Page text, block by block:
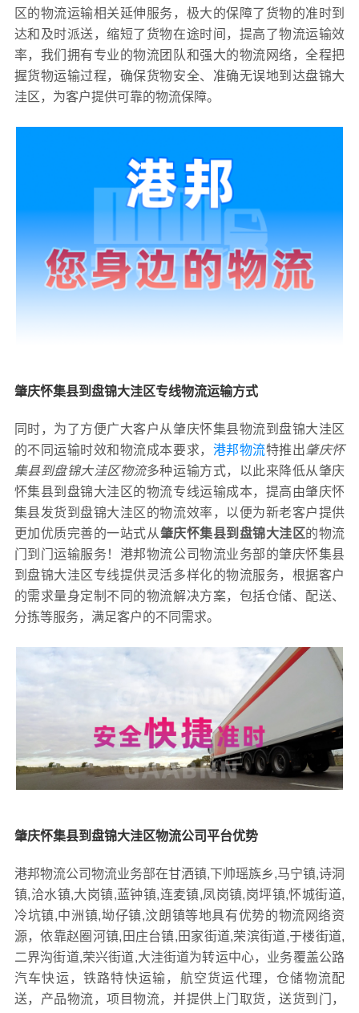
区的物流运输相关延伸服务，极大的保障了货物的准时到
达和及时派送，缩短了货物在途时间，提高了物流运输效
率，我们拥有专业的物流团队和强大的物流网络，全程把
握货物运输过程，确保货物安全、准确无误地到达盘锦大
洼区，为客户提供可靠的物流保障。
肇庆怀集县到盘锦大洼区专线物流运输方式
同时，为了方便广大客户从肇庆怀集县物流到盘锦大洼区
的不同运输时效和物流成本要求， 港邦物流特推出肇庆怀
集县到盘锦大洼区物流多种运输方式，以此来降低从肇庆
怀集县到盘锦大洼区的物流专线运输成本，提高由肇庆怀
集县发货到盘锦大洼区的物流效率，以便为新老客户提供
更加优质完善的一站式从肇庆怀集县到盘锦大洼区的物流
门到门运输服务！港邦物流公司物流业务部的肇庆怀集县
到盘锦大洼区专线提供灵活多样化的物流服务，根据客户
的需求量身定制不同的物流解决方案，包括仓储、配送、
分拣等服务，满足客户的不同需求。
肇庆怀集县到盘锦大洼区物流公司平台优势
港邦物流公司物流业务部在甘洒镇,下帅瑶族乡,马宁镇,诗洞
镇,洽水镇,大岗镇,蓝钟镇,连麦镇,凤岗镇,岗坪镇,怀城街道,
冷坑镇,中洲镇,坳仔镇,汶朗镇等地具有优势的物流网络资
源，依靠赵圈河镇,田庄台镇,田家街道,荣滨街道,于楼街道,
二界沟街道,荣兴街道,大洼街道为转运中心，业务覆盖公路
汽车快运，铁路特快运输，航空货运代理，仓储物流配
送，产品物流，项目物流，并提供上门取货，送货到门，